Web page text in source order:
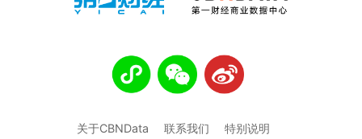
关于CBNData 联系我们 特别说明